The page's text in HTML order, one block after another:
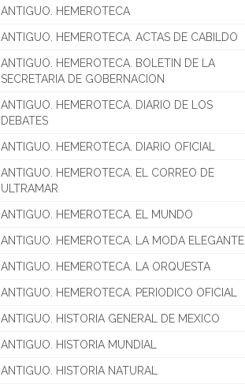
ANTIGUO. HEMEROTECA
ANTIGUO. HEMEROTECA. ACTAS DE CABILDO
ANTIGUO. HEMEROTECA. BOLETIN DE LA
SECRETARIA DE GOBERNACION
ANTIGUO. HEMEROTECA. DIARIO DE LOS
DEBATES
ANTIGUO. HEMEROTECA. DIARIO OFICIAL
ANTIGUO. HEMEROTECA. EL CORREO DE
ULTRAMAR
ANTIGUO. HEMEROTECA. EL MUNDO
ANTIGUO. HEMEROTECA. LA MODA ELEGANTE
ANTIGUO. HEMEROTECA. LA ORQUESTA
ANTIGUO. HEMEROTECA. PERIODICO OFICIAL
ANTIGUO. HISTORIA GENERAL DE MEXICO
ANTIGUO. HISTORIA MUNDIAL
ANTIGUO. HISTORIA NATURAL